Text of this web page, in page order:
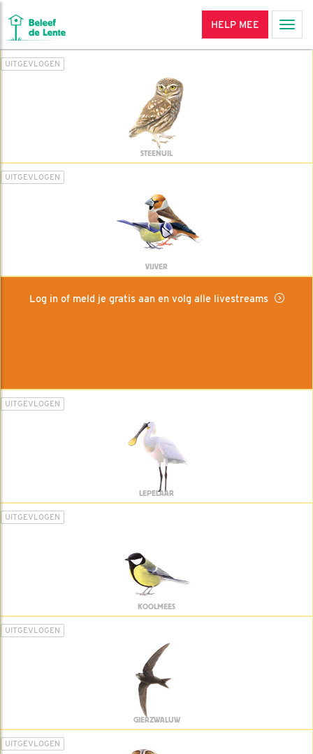
HELP MEE
UITGEVLOGEN
STEENUIL
UITGEVLOGEN
VIJVER
Log in of meld je gratis aan en volg alle livestreams
UITGEVLOGEN
LEPELAAR
UITGEVLOGEN
KOOLMEES
UITGEVLOGEN
GIERZWALUW
UITGEVLOGEN